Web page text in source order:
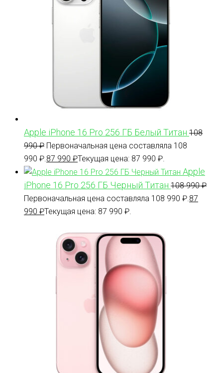
Apple iPhone 16 Pro 256 ГБ Белый Титан 108
990₽ Первоначальная цена составляла 108
990 ₽. 87 990 ₽Текущая цена: 87 990 ₽.
Apple
iPhone 16 Pro 256 ГБ Черный Титан 108 990₽
Первоначальная цена составляла 108 990 ₽. 87
990 ₽Текущая цена: 87 990 ₽.